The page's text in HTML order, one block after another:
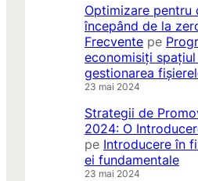
Optimizare pentru
începând de la
Frecvente pe
economisiți
gestionarea
23 mai 2024
Strategii de
2024: O
pe Introducere în
ei fundamentale
23 mai 2024